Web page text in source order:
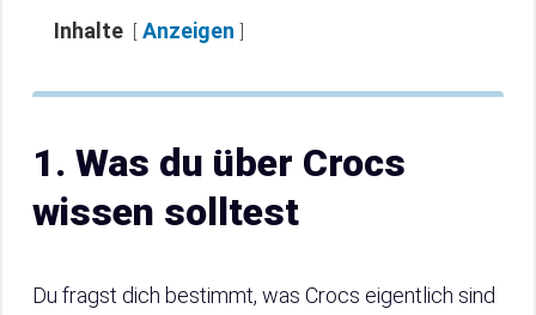
Inhalte Anzeigen
1. Was du über Crocs
wissen solltest
Du fragst dich bestimmt, was Crocs eigentlich sind